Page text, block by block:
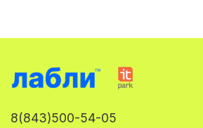
8(843)500-54-05